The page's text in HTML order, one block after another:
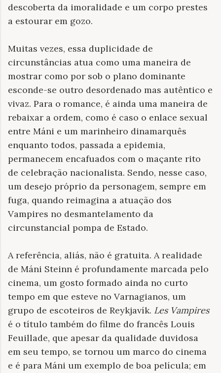
descoberta da imoralidade e um corpo prestes
a estourar em gozo.
Muitas vezes, essa duplicidade de
circunstâncias atua como uma maneira de
mostrar como por sob o plano dominante
esconde-se outro desordenado mas autêntico e
vivaz. Para o romance, é ainda uma maneira de
rebaixar a ordem, como é caso o enlace sexual
entre Máni e um marinheiro dinamarquês
enquanto todos, passada a epidemia,
permanecem encafuados com o maçante rito
de celebração nacionalista. Sendo, nesse caso,
um desejo próprio da personagem, sempre em
fuga, quando reimagina a atuação dos
Vampires no desmantelamento da
circunstancial pompa de Estado.
A referência, aliás, não é gratuita. A realidade
de Máni Steinn é profundamente marcada pelo
cinema, um gosto formado ainda no curto
tempo em que esteve no Varnagianos, um
grupo de escoteiros de Reykjavík. Les Vampires
é o título também do filme do francês Louis
Feuillade, que apesar da qualidade duvidosa
em seu tempo, se tornou um marco do cinema
e é para Máni um exemplo de boa película; em